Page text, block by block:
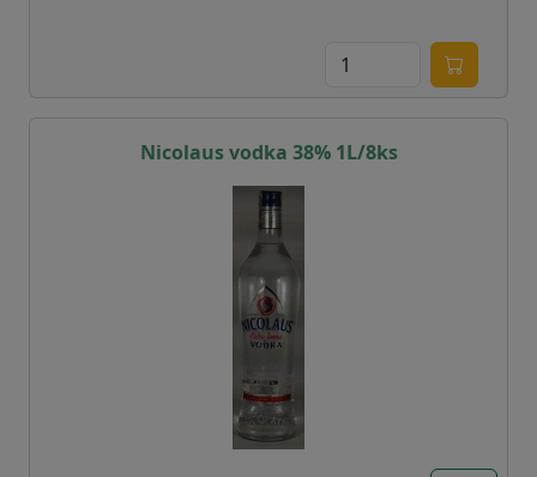
Nicolaus vodka 38% 1L/8ks